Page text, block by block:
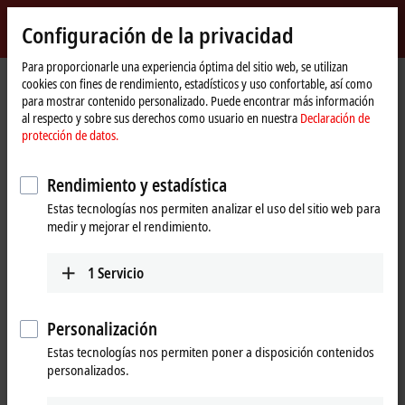
Beckhoff
-
New
Automation
Technology
myBeckhoff
Página
de
inicio
Empresa Novedades Beckhoff at Hannover Messe 2019
Al hacer clic en «Aceptar», mostramos el vídeo y ajustamos la
configuración de privacidad, cargando el contenido externo de
Vimeo. Por favor, tenga en cuenta nuestraDeclaración de
protección de datos.
Mar 8, 2019
Beckhoff at Hannover Messe 2019
Configuración de la privacidad
Para proporcionarle una experiencia óptima del sitio web, se utilizan
cookies con fines de rendimiento, estadísticos y uso confortable, así como
para mostrar contenido personalizado. Puede encontrar más información
al respecto y sobre sus derechos como usuario en nuestra Declaración de
protección de datos.
Rendimiento y estadística
Estas tecnologías nos permiten analizar el uso del sitio web para
medir y mejorar el rendimiento.
1 Servicio
Personalización
Estas tecnologías nos permiten poner a disposición contenidos
personalizados.